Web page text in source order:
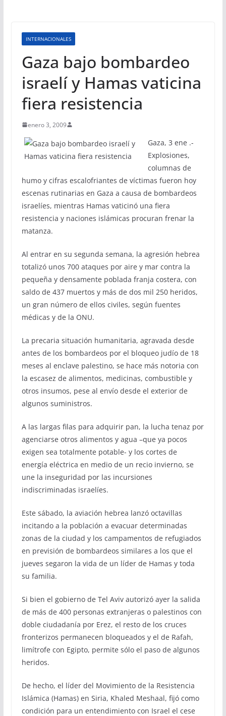
INTERNACIONALES
Gaza bajo bombardeo
israelí y Hamas vaticina
fiera resistencia
enero 3, 2009
Gaza, 3 ene .-
Explosiones,
columnas de
humo y cifras escalofriantes de víctimas fueron hoy
escenas rutinarias en Gaza a causa de bombardeos
israelíes, mientras Hamas vaticinó una fiera
resistencia y naciones islámicas procuran frenar la
matanza.
Al entrar en su segunda semana, la agresión hebrea
totalizó unos 700 ataques por aire y mar contra la
pequeña y densamente poblada franja costera, con
saldo de 437 muertos y más de dos mil 250 heridos,
un gran número de ellos civiles, según fuentes
médicas y de la ONU.
La precaria situación humanitaria, agravada desde
antes de los bombardeos por el bloqueo judío de 18
meses al enclave palestino, se hace más notoria con
la escasez de alimentos, medicinas, combustible y
otros insumos, pese al envío desde el exterior de
algunos suministros.
A las largas filas para adquirir pan, la lucha tenaz por
agenciarse otros alimentos y agua –que ya pocos
exigen sea totalmente potable- y los cortes de
energía eléctrica en medio de un recio invierno, se
une la inseguridad por las incursiones
indiscriminadas israelíes.
Este sábado, la aviación hebrea lanzó octavillas
incitando a la población a evacuar determinadas
zonas de la ciudad y los campamentos de refugiados
en previsión de bombardeos similares a los que el
jueves segaron la vida de un líder de Hamas y toda
su familia.
Si bien el gobierno de Tel Aviv autorizó ayer la salida
de más de 400 personas extranjeras o palestinos con
doble ciudadanía por Erez, el resto de los cruces
fronterizos permanecen bloqueados y el de Rafah,
limítrofe con Egipto, permite sólo el paso de algunos
heridos.
De hecho, el líder del Movimiento de la Resistencia
Islámica (Hamas) en Siria, Khaled Meshaal, fijó como
condición para un entendimiento con Israel el cese